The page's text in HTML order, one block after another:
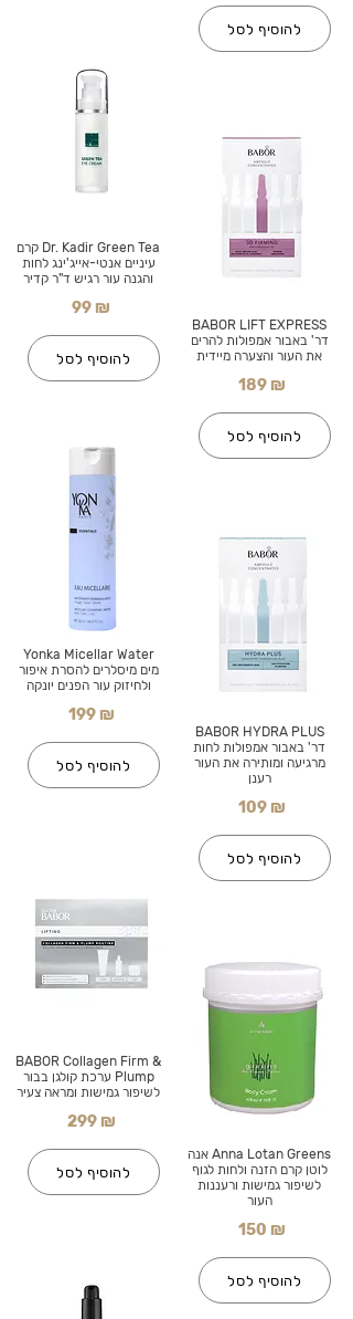
Dr. Kadir Green Tea קרם
עיניים אנטי-אייג'ינג לחות
והגנה עור רגיש ד"ר קדיר
99 ₪
להוסיף לסל
Yonka Micellar Water
מים מיסלרים להסרת איפור
ולחיזוק עור הפנים יונקה
199 ₪
להוסיף לסל
BABOR Collagen Firm &
Plump ערכת קולגן בבור
לשיפור גמישות ומראה צעיר
299 ₪
להוסיף לסל
להוסיף לסל
BABOR LIFT EXPRESS
דר' באבור אמפולות להרים
את העור והצערה מיידית
189 ₪
להוסיף לסל
BABOR HYDRA PLUS
דר' באבור אמפולות לחות
מרגיעה ומותירה את העור
רענן
109 ₪
להוסיף לסל
Anna Lotan Greens אנה
לוטן קרם הזנה ולחות לגוף
לשיפור גמישות ורעננות
העור
150 ₪
להוסיף לסל